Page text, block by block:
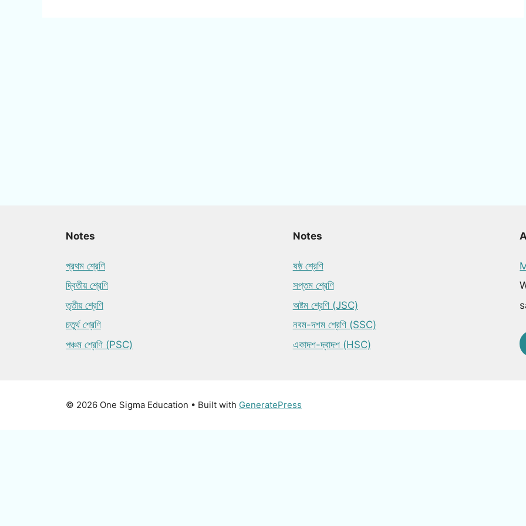
Notes
প্রথম শ্রেণি
দ্বিতীয় শ্রেণি
তৃতীয় শ্রেণি
চতুর্থ শ্রেণি
পঞ্চম শ্রেণি (PSC)
Notes
ষষ্ঠ শ্রেণি
সপ্তম শ্রেণি
অষ্টম শ্রেণি (JSC)
নবম-দশম শ্রেণি (SSC)
একাদশ-দ্বাদশ (HSC)
© 2026 One Sigma Education • Built with GeneratePress